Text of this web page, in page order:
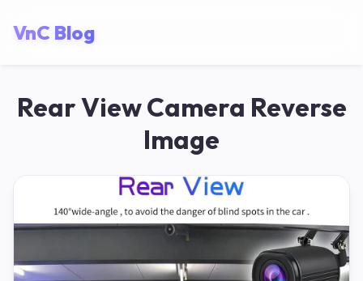
VnC Blog
Rear View Camera Reverse
Image